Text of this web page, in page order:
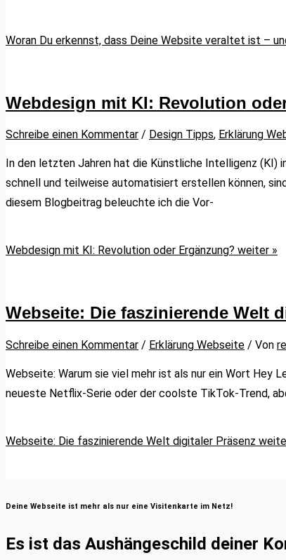
Woran Du erkennst, dass Deine Website veraltet ist –
Webdesign mit KI: Revolution
Schreibe einen Kommentar / Design Tipps, Erklärung
In den letzten Jahren hat die Künstliche Intelligenz (KI)
schnell und teilweise automatisiert erstellen können,
diesem Blogbeitrag beleuchte ich die Vor-
Webdesign mit KI: Revolution oder Ergänzung? weiter »
Webseite: Die faszinierende Welt
Schreibe einen Kommentar / Erklärung Webseite / Von
Webseite: Warum sie viel mehr ist als nur ein Wort Hey
neueste Netflix-Serie oder der coolste TikTok-Trend,
Webseite: Die faszinierende Welt digitaler Präsenz
Deine Webseite ist mehr als nur eine Visitenkarte im Netz!
Es ist das Aushängeschild deiner